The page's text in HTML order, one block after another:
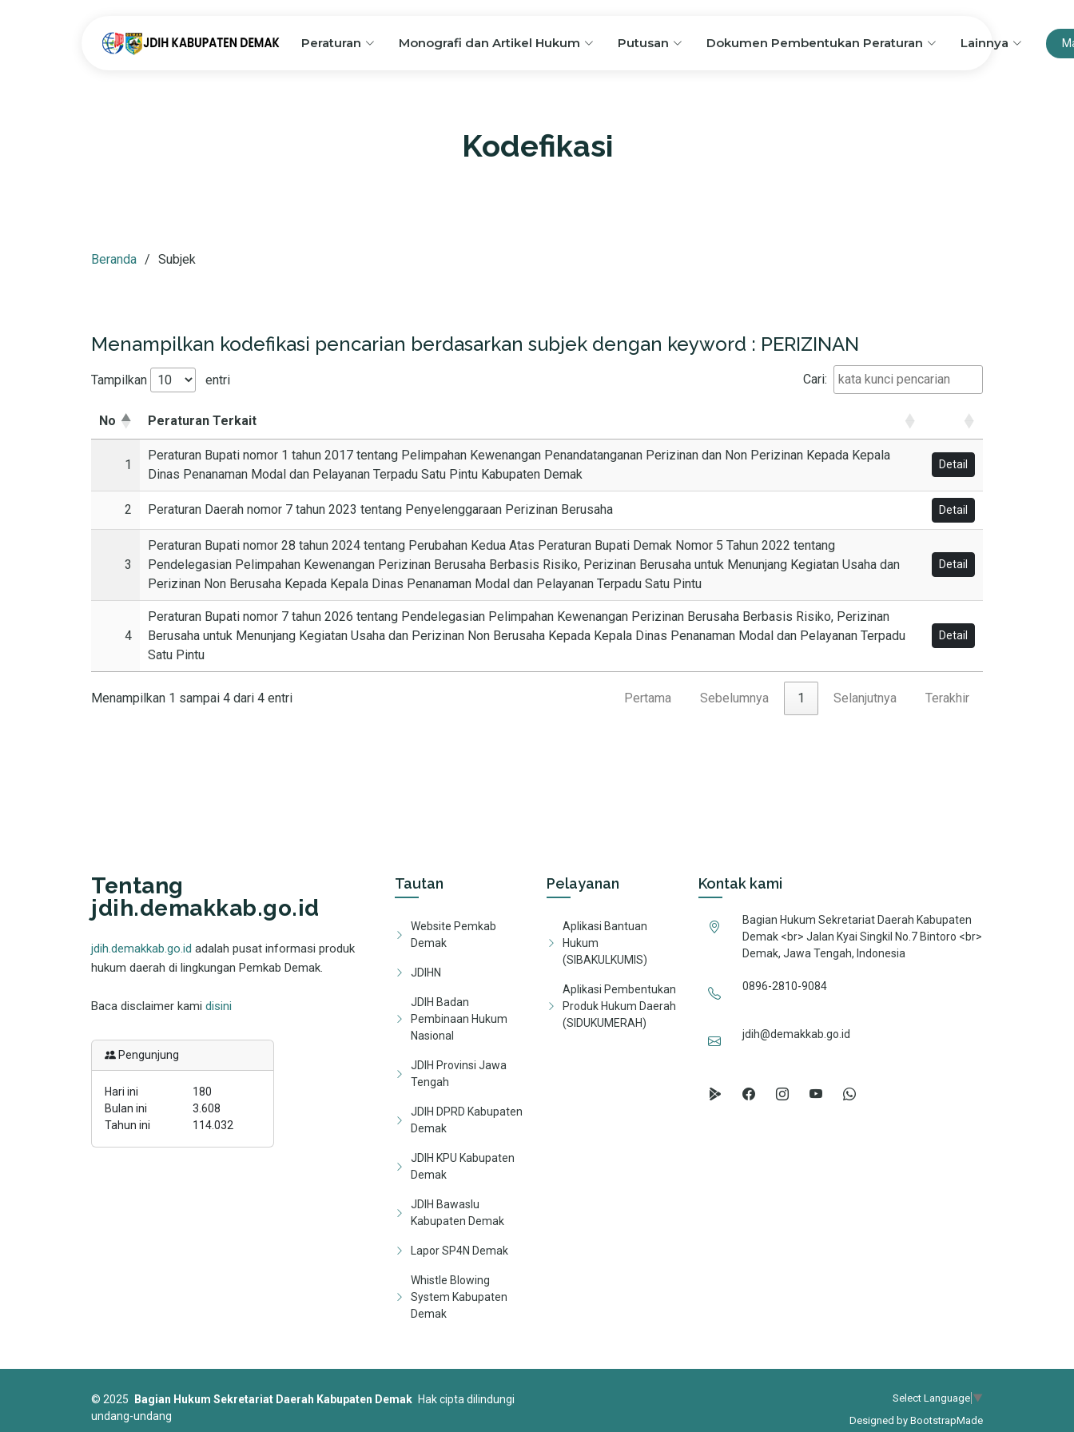
Peraturan Monografi dan Artikel Hukum Putusan Dokumen Pembentukan Peraturan Lainnya
Kodefikasi
Beranda Subjek
Menampilkan kodefikasi pencarian berdasarkan subjek dengan keyword : PERIZINAN
Tampilkan entri Cari:
No Peraturan Terkait
1
Peraturan Bupati nomor 1 tahun 2017 tentang Pelimpahan Kewenangan Penandatanganan Perizinan dan Non Perizinan Kepada Kepala
Dinas Penanaman Modal dan Pelayanan Terpadu Satu Pintu Kabupaten Demak
Detail
2 Peraturan Daerah nomor 7 tahun 2023 tentang Penyelenggaraan Perizinan Berusaha Detail
3
Peraturan Bupati nomor 28 tahun 2024 tentang Perubahan Kedua Atas Peraturan Bupati Demak Nomor 5 Tahun 2022 tentang
Pendelegasian Pelimpahan Kewenangan Perizinan Berusaha Berbasis Risiko, Perizinan Berusaha untuk Menunjang Kegiatan Usaha dan
Perizinan Non Berusaha Kepada Kepala Dinas Penanaman Modal dan Pelayanan Terpadu Satu Pintu
Detail
4
Peraturan Bupati nomor 7 tahun 2026 tentang Pendelegasian Pelimpahan Kewenangan Perizinan Berusaha Berbasis Risiko, Perizinan
Berusaha untuk Menunjang Kegiatan Usaha dan Perizinan Non Berusaha Kepada Kepala Dinas Penanaman Modal dan Pelayanan Terpadu
Satu Pintu
Detail
Menampilkan 1 sampai 4 dari 4 entri Pertama Sebelumnya 1 Selanjutnya Terakhir
Tentang
jdih.demakkab.go.id
jdih.demakkab.go.id adalah pusat informasi produk
hukum daerah di lingkungan Pemkab Demak.
Baca disclaimer kami disini
Pengunjung
Hari ini
180
Bulan ini
3.608
Tahun ini
114.032
Tautan
Website Pemkab
Demak
JDIHN
JDIH Badan
Pembinaan Hukum
Nasional
JDIH Provinsi Jawa
Tengah
JDIH DPRD Kabupaten
Demak
JDIH KPU Kabupaten
Demak
JDIH Bawaslu
Kabupaten Demak
Lapor SP4N Demak
Whistle Blowing
System Kabupaten
Demak
Pelayanan
Aplikasi Bantuan
Hukum
(SIBAKULKUMIS)
Aplikasi Pembentukan
Produk Hukum Daerah
(SIDUKUMERAH)
Kontak kami
Bagian Hukum Sekretariat Daerah Kabupaten
Demak <br> Jalan Kyai Singkil No.7 Bintoro <br>
Demak, Jawa Tengah, Indonesia
0896-2810-9084
jdih@demakkab.go.id
© 2025 Bagian Hukum Sekretariat Daerah Kabupaten Demak Hak cipta dilindungi
undang-undang
Select Language ▼
Designed by BootstrapMade